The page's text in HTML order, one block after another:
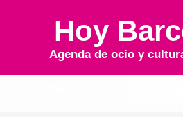
Hoy
Agenda de ocio y